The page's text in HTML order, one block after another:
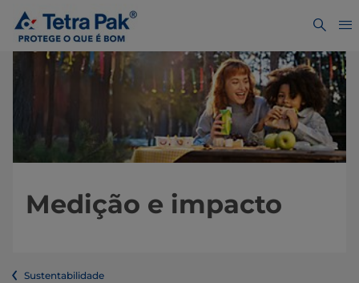
Medição e impacto
Sustentabilidade